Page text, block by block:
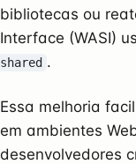
bibliotecas ou
Interface (WASI)
shared .
Essa melhoria
em ambientes
desenvolvedores